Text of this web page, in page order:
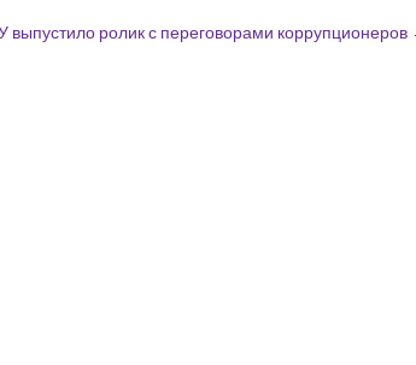
выпустило ролик с переговорами коррупционеров